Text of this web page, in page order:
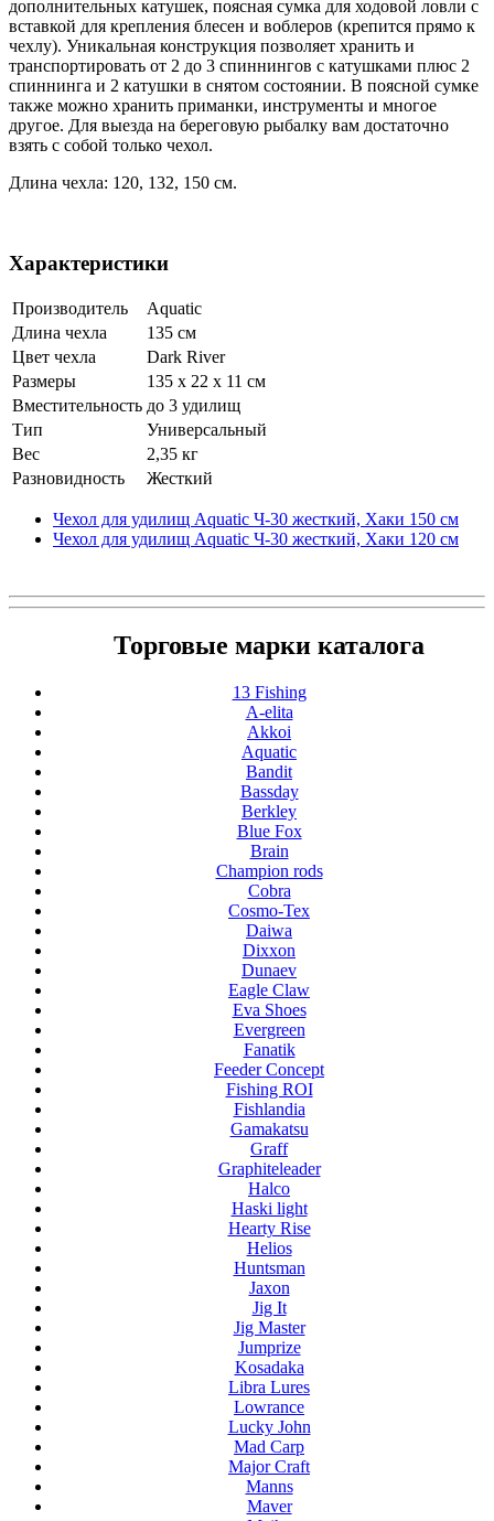
дополнительных катушек, поясная сумка для ходовой ловли с
вставкой для крепления блесен и воблеров (крепится прямо к
чехлу). Уникальная конструкция позволяет хранить и
транспортировать от 2 до 3 спиннингов с катушками плюс 2
спиннинга и 2 катушки в снятом состоянии. В поясной сумке
также можно хранить приманки, инструменты и многое
другое. Для выезда на береговую рыбалку вам достаточно
взять с собой только чехол.
Длина чехла: 120, 132, 150 см.
Характеристики
Производитель
Aquatic
Длина чехла
135 см
Цвет чехла
Dark River
Размеры
135 x 22 x 11 см
Вместительность до 3 удилищ
Тип
Универсальный
Вес
2,35 кг
Разновидность
Жесткий
Чехол для удилищ Aquatic Ч-30 жесткий, Хаки 150 см
Чехол для удилищ Aquatic Ч-30 жесткий, Хаки 120 см
Торговые марки каталога
13 Fishing
A-elita
Akkoi
Aquatic
Bandit
Bassday
Berkley
Blue Fox
Brain
Champion rods
Cobra
Cosmo-Tex
Daiwa
Dixxon
Dunaev
Eagle Claw
Eva Shoes
Evergreen
Fanatik
Feeder Concept
Fishing ROI
Fishlandia
Gamakatsu
Graff
Graphiteleader
Halco
Haski light
Hearty Rise
Helios
Huntsman
Jaxon
Jig It
Jig Master
Jumprize
Kosadaka
Libra Lures
Lowrance
Lucky John
Mad Carp
Major Craft
Manns
Maver